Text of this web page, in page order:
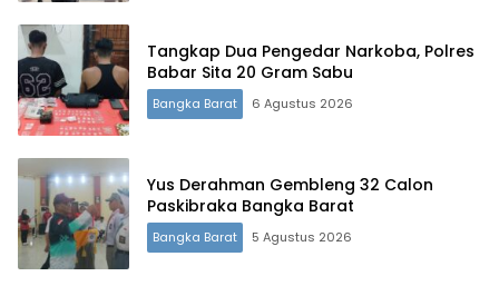
Terdepan Menyorot Fakta.
Tangkap Dua Pengedar Narkoba, Polres
Babar Sita 20 Gram Sabu
Bangka Barat 6 Agustus 2026
Yus Derahman Gembleng 32 Calon
Paskibraka Bangka Barat
Bangka Barat 5 Agustus 2026